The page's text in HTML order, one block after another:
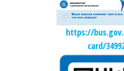
https://
card/